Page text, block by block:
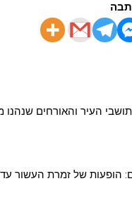
של זמרת העשור עדן